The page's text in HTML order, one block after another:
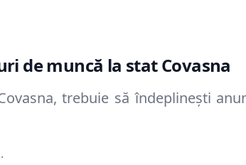
de muncă la statCovasna
, trebuie să îndeplinești